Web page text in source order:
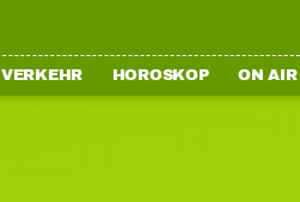
VERKEHR HOROSKOP ON AIR